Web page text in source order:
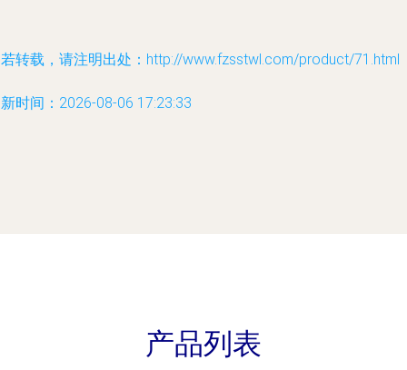
转载，请注明出处：http://www.fzsstwl.com/product/71.html
时间：2026-08-06 17:23:33
产品列表